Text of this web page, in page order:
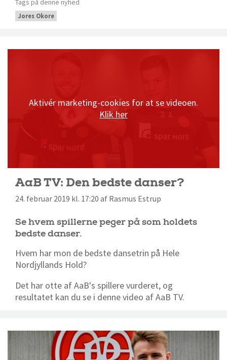
Tags på denne nyhed
Jores Okore
Aktivér marketing-cookies for at se videoen.
Klik her
AaB TV: Den bedste danser?
24. februar 2019 kl. 17:20 af Rasmus Estrup
Se hvem spillerne peger på som holdets
bedste danser.
Hvem har mon de bedste dansetrin på Hele
Nordjyllands Hold?
Det har otte af AaB's spillere vurderet, og
resultatet kan du se i denne video af AaB TV.